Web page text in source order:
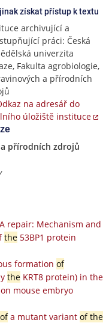
získat přístup k textu
archivující a
práci: Česká
univerzita
Fakulta agrobiologie,
a přírodních
na adresář do
úložiště instituce
přírodních zdrojů
repair: Mechanism and
the53BP1 protein
formation of
theKRT8 protein) in the
mouse embryo
ofa mutant variant of the